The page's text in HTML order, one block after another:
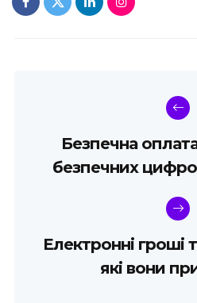
Безпечна
безпечних
Електронні гроші
які вони